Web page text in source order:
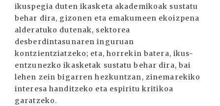
ikuspegia duten ikasketa akademikoak sustatu
behar dira, gizonen eta emakumeen ekoizpena
alderatuko dutenak, sektorea
desberdintasunaren inguruan
kontzientziatzeko; eta, horrekin batera, ikus-
entzunezko ikasketak sustatu behar dira, bai
lehen zein bigarren hezkuntzan, zinemarekiko
interesa handitzeko eta espiritu kritikoa
garatzeko.